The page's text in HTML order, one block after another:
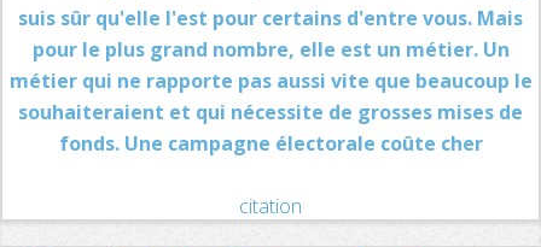
suis sûr qu'elle l'est pour certains d'entre vous. Mais
pour le plus grand nombre, elle est un métier. Un
métier qui ne rapporte pas aussi vite que beaucoup le
souhaiteraient et qui nécessite de grosses mises de
fonds. Une campagne électorale coûte cher
citation